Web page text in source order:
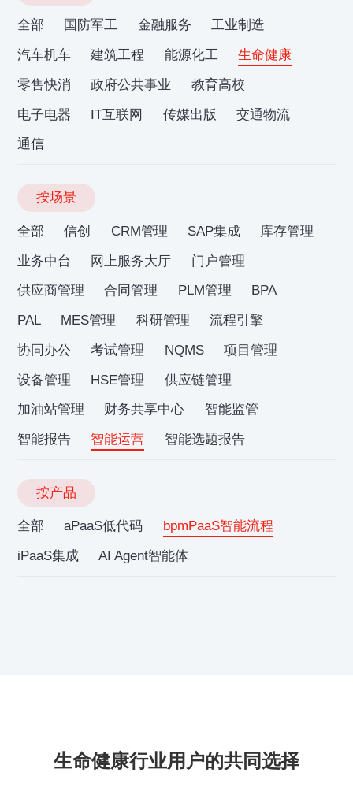
全部 国防军工 金融服务
工业制造
汽车机车
建筑工程 能源化工
生命健康
零售快消
政府公共事业
教育高校
电子电器
IT互联网 传媒出版
交通物流
通信
按场景
全部 信创 CRM管理 SAP集成
库存管理
业务中台
网上服务大厅
门户管理
供应商管理
合同管理 PLM管理
BPA
PAL
MES管理 科研管理
流程引擎
协同办公
考试管理 NQMS
项目管理
设备管理
HSE管理
供应链管理
加油站管理
财务共享中心
智能监管
智能报告
智能运营 智能选题报告
按产品
全部 aPaaS低代码
bpmPaaS智能流程
iPaaS集成
AI Agent智能体
生命健康行业用户的共同选择